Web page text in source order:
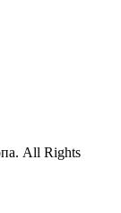
All Rights